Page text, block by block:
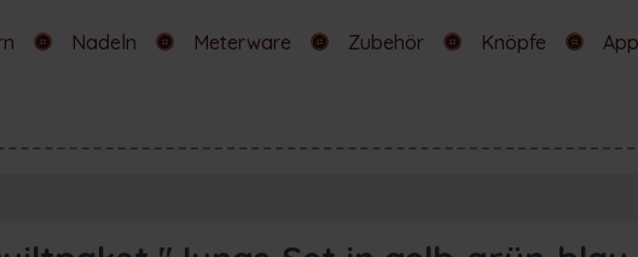
Nadeln Meterware Zubehör Knöpfe